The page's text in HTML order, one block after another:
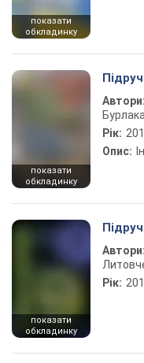
показати
обкладинку
показати
обкладинку
Автори:
Бурлака
Рік:
Опис:
показати
обкладинку
Автори:
Рік: